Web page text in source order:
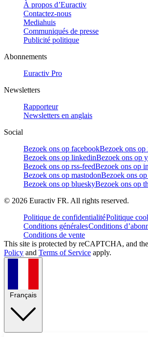
À propos d’Euractiv
Contactez-nous
Mediahuis
Communiqués de presse
Publicité politique
Abonnements
Euractiv Pro
Newsletters
Rapporteur
Newsletters en anglais
Social
Bezoek ons op facebookBezoek ons op
Bezoek ons op linkedinBezoek ons op
Bezoek ons op rss-feedBezoek ons op
Bezoek ons op mastodonBezoek ons
Bezoek ons op blueskyBezoek ons op
© 2026 Euractiv FR. All rights reserved.
Politique de confidentialitéPolitique
Conditions généralesConditions
Conditions de vente
This site is protected by reCAPTCHA, and
Policy and Terms of Service apply.
Français